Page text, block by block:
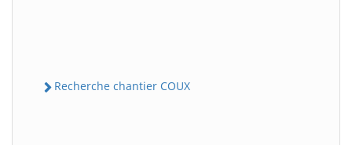
Recherche chantier COUX